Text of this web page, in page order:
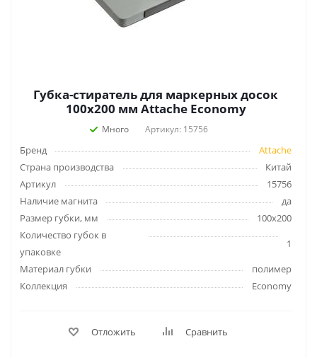
Губка-стиратель для маркерных досок
100х200 мм Attache Economy
Много Артикул: 15756
Бренд
Attache
Страна производства
Китай
Артикул
15756
Наличие магнита
да
Размер губки, мм
100х200
Количество губок в
упаковке
1
Материал губки
полимер
Коллекция
Economy
Отложить Сравнить